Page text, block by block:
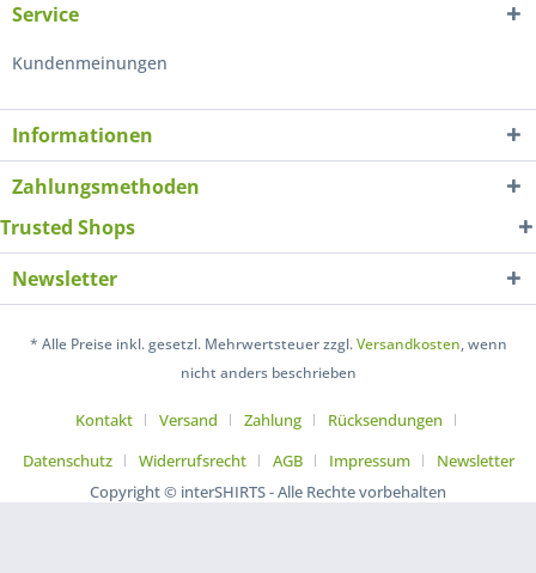
Service
Kundenmeinungen
Informationen
Zahlungsmethoden
Trusted Shops
Newsletter
* Alle Preise inkl. gesetzl. Mehrwertsteuer zzgl.Versandkosten, wenn
nicht anders beschrieben
Kontakt Versand Zahlung
Rücksendungen
Datenschutz
Widerrufsrecht AGB Impressum
Newsletter
Copyright © interSHIRTS - Alle Rechte vorbehalten